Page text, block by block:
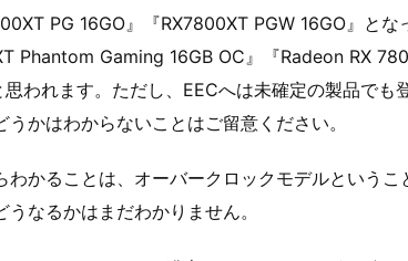
PG 16GO』『RX7800XT PGW 16GO』と
Phantom Gaming 16GB OC』『Radeon RX
われます。ただし、EECへは未確定の製品で
うかはわからないことはご留意ください。
わかることは、オーバークロックモデルという
なるかはまだわかりません。